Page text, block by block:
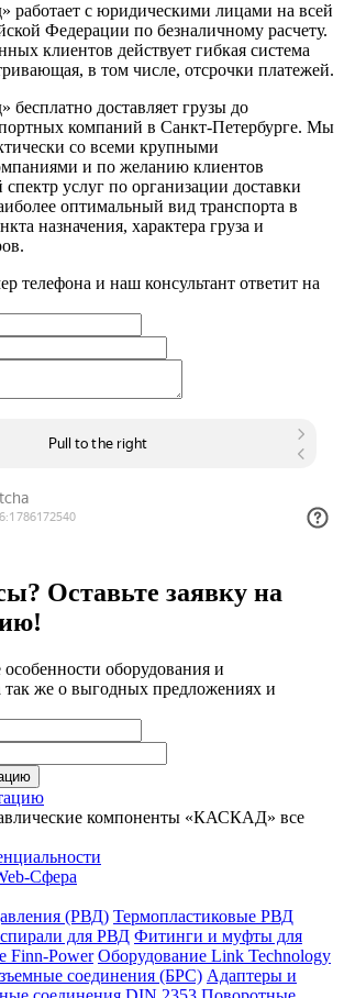
работает с юридическими лицами на всей
Федерации по безналичному расчету.
клиентов действует гибкая система
в том числе, отсрочки платежей.
бесплатно доставляет грузы до
компаний в Санкт-Петербурге. Мы
со всеми крупными
и по желанию клиентов
услуг по организации доставки
оптимальный вид транспорта в
назначения, характера груза и
телефона и наш консультант ответит на
Оставьте заявку на
оборудования и
же о выгодных предложениях и
компоненты «КАСКАД» все
Сфера
(РВД) Термопластиковые РВД
для РВД Фитинги и муфты для
Finn-Power Оборудование Link Technology
соединения (БРС) Адаптеры и